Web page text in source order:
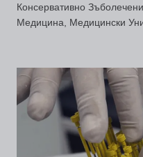
Консервативно
Медицина, Медицински